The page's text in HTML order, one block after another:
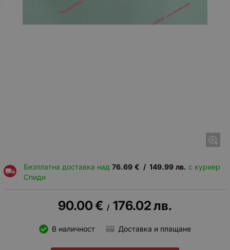
Безплатна доставка над 76.69 € / 149.99 лв. с куриер
Спиди
90.00€ / 176.02лв.
В наличност Доставка и плащане